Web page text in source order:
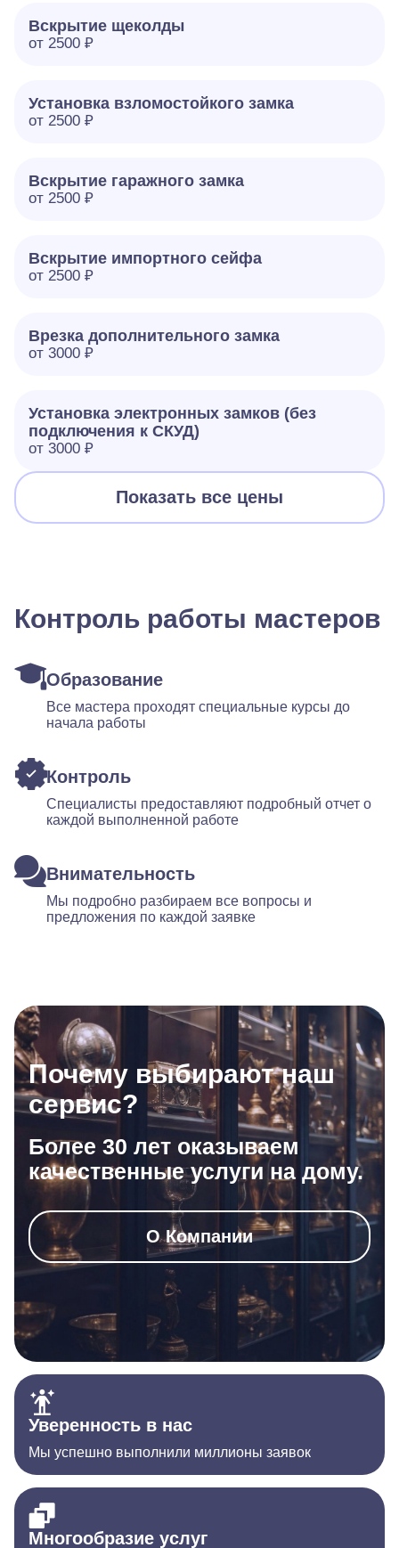
Вскрытие щеколды
от 2500 ₽
Установка взломостойкого замка
от 2500 ₽
Вскрытие гаражного замка
от 2500 ₽
Вскрытие импортного сейфа
от 2500 ₽
Врезка дополнительного замка
от 3000 ₽
Установка электронных замков (без
подключения к СКУД)
от 3000 ₽
Показать все цены
Контроль работы мастеров
Образование
Все мастера проходят специальные курсы до
начала работы
Контроль
Специалисты предоставляют подробный отчет о
каждой выполненной работе
Внимательность
Мы подробно разбираем все вопросы и
предложения по каждой заявке
Почему выбирают наш
сервис?
Более 30 лет оказываем
качественные услуги на дому.
О Компании
Уверенность в нас
Мы успешно выполнили миллионы заявок
Многообразие услуг